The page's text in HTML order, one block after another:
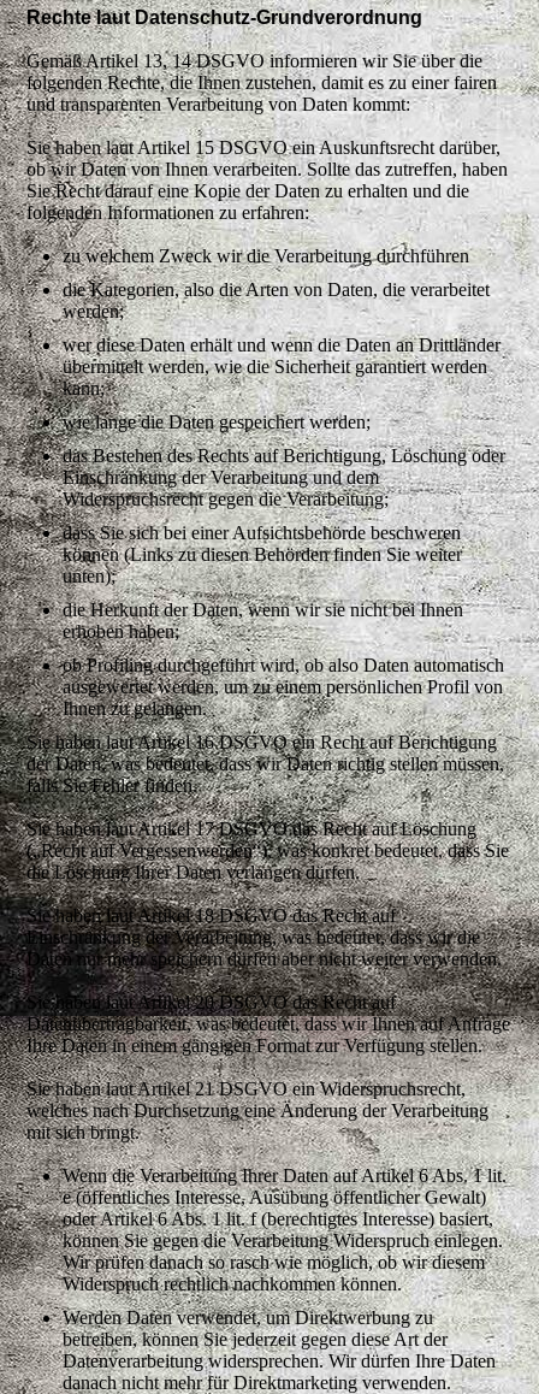
Rechte laut Datenschutz-Grundverordnung
Gemäß Artikel 13, 14 DSGVO informieren wir Sie über die
folgenden Rechte, die Ihnen zustehen, damit es zu einer fairen
und transparenten Verarbeitung von Daten kommt:
Sie haben laut Artikel 15 DSGVO ein Auskunftsrecht darüber,
ob wir Daten von Ihnen verarbeiten. Sollte das zutreffen, haben
Sie Recht darauf eine Kopie der Daten zu erhalten und die
folgenden Informationen zu erfahren:
zu welchem Zweck wir die Verarbeitung durchführen
die Kategorien, also die Arten von Daten, die verarbeitet
werden;
wer diese Daten erhält und wenn die Daten an Drittländer
übermittelt werden, wie die Sicherheit garantiert werden
kann;
wie lange die Daten gespeichert werden;
das Bestehen des Rechts auf Berichtigung, Löschung oder
Einschränkung der Verarbeitung und dem
Widerspruchsrecht gegen die Verarbeitung;
dass Sie sich bei einer Aufsichtsbehörde beschweren
können (Links zu diesen Behörden finden Sie weiter
unten);
die Herkunft der Daten, wenn wir sie nicht bei Ihnen
erhoben haben;
ob Profiling durchgeführt wird, ob also Daten automatisch
ausgewertet werden, um zu einem persönlichen Profil von
Ihnen zu gelangen.
Sie haben laut Artikel 16 DSGVO ein Recht auf Berichtigung
der Daten, was bedeutet, dass wir Daten richtig stellen müssen,
falls Sie Fehler finden.
Sie haben laut Artikel 17 DSGVO das Recht auf Löschung
(„Recht auf Vergessenwerden“), was konkret bedeutet, dass Sie
die Löschung Ihrer Daten verlangen dürfen.
Sie haben laut Artikel 18 DSGVO das Recht auf
Einschränkung der Verarbeitung, was bedeutet, dass wir die
Daten nur mehr speichern dürfen aber nicht weiter verwenden.
Sie haben laut Artikel 20 DSGVO das Recht auf
Datenübertragbarkeit, was bedeutet, dass wir Ihnen auf Anfrage
Ihre Daten in einem gängigen Format zur Verfügung stellen.
Sie haben laut Artikel 21 DSGVO ein Widerspruchsrecht,
welches nach Durchsetzung eine Änderung der Verarbeitung
mit sich bringt.
Wenn die Verarbeitung Ihrer Daten auf Artikel 6 Abs. 1 lit.
e (öffentliches Interesse, Ausübung öffentlicher Gewalt)
oder Artikel 6 Abs. 1 lit. f (berechtigtes Interesse) basiert,
können Sie gegen die Verarbeitung Widerspruch einlegen.
Wir prüfen danach so rasch wie möglich, ob wir diesem
Widerspruch rechtlich nachkommen können.
Werden Daten verwendet, um Direktwerbung zu
betreiben, können Sie jederzeit gegen diese Art der
Datenverarbeitung widersprechen. Wir dürfen Ihre Daten
danach nicht mehr für Direktmarketing verwenden.